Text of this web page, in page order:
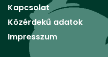
Kapcsolat
Közérdekű adatok
Impresszum